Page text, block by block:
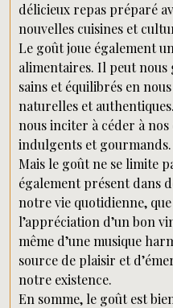
délicieux repas préparé
nouvelles cuisines et
Le goût joue également
alimentaires. Il peut
sains et équilibrés en
naturelles et
nous inciter à céder à
indulgents et gourmands.
Mais le goût ne se limite
également présent dans
notre vie quotidienne,
l’appréciation d’un bon
même d’une musique
source de plaisir et
notre existence.
En somme, le goût est